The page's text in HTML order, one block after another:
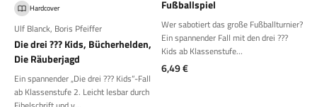
Hardcover
Ulf Blanck, Boris Pfeiffer
Die drei ??? Kids, Bücherhelden,
Die Räuberjagd
Ein spannender „Die drei ??? Kids“-Fall
ab Klassenstufe 2. Leicht lesbar durch
Fußballspiel
Wer sabotiert das große Fußballturnier?
Ein spannender Fall mit den drei ???
Kids ab Klassenstufe...
Angebot
6,49 €